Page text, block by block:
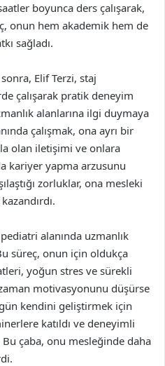
boyunca ders çalışarak,
onun hem akademik hem de
sağladı.
Elif Terzi, staj
çalışarak pratik deneyim
alanlarına ilgi duymaya
çalışmak, ona ayrı bir
olan iletişimi ve onlara
kariyer yapma arzusunu
zorluklar, ona mesleki
alanında uzmanlık
süreç, onun için oldukça
yoğun stres ve sürekli
motivasyonunu düşürse
kendini geliştirmek için
katıldı ve deneyimli
çaba, onu mesleğinde daha